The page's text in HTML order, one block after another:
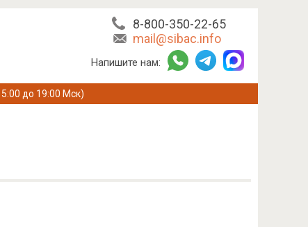
8-800-350-22-65
mail@sibac.info
Напишите нам:
до 19:00 Мск)